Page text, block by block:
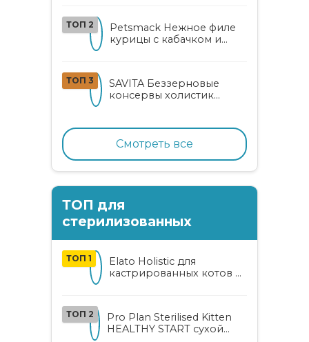
ТОП 2
Petsmack Нежное филе
курицы с кабачком и
ТОП 3
SAVITA Беззерновые
консервы холистик
Смотреть все
ТОП для
стерилизованных
ТОП 1
Elato Holistic для
кастрированных котов и
ТОП 2
Pro Plan Sterilised Kitten
HEALTHY START сухой